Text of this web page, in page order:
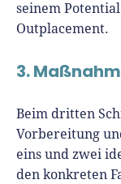
seinem
Outplacement.
3.
Beim dritten
Vorbereitung
eins und zwei
den konkreten